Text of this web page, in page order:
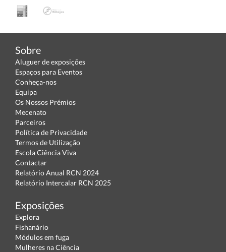
Sobre
Aluguer de exposições
Espaços para Eventos
Conheça-nos
Equipa
Os Nossos Prémios
Mecenato
Parceiros
Política de Privacidade
Termos de Utilização
Escola Ciência Viva
Contactar
Relatório Anual RCN 2024
Relatório Intercalar RCN 2025
Exposições
Explora
Fishanário
Módulos em fuga
Mulheres na Ciência